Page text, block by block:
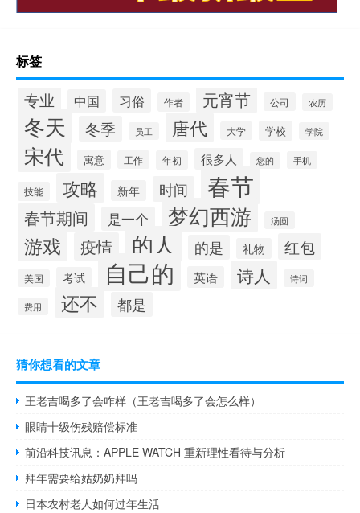
标签
专业 中国 习俗 作者 元宵节 公司 农历
冬天 冬季 员工 唐代 大学 学校 学院
宋代 寓意 工作 年初 很多人 您的 手机
技能 攻略 新年 时间 春节
春节期间 是一个 梦幻西游 汤圆
游戏 疫情 的人 的是 礼物 红包
美国 考试 自己的 英语 诗人 诗词
费用 还不 都是
猜你想看的文章
王老吉喝多了会咋样（王老吉喝多了会怎么样）
眼睛十级伤残赔偿标准
前沿科技讯息：APPLE WATCH 重新理性看待与分析
拜年需要给姑奶奶拜吗
日本农村老人如何过年生活